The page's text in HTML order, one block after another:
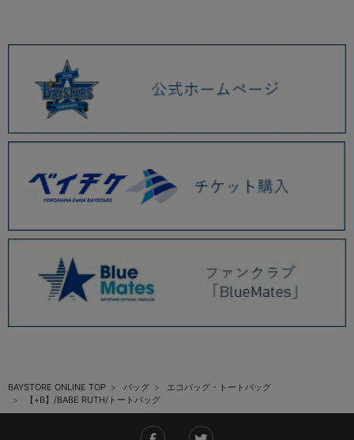
BAYSTORE ONLINE TOP バッグ
エコバッグ・トートバッグ
【+B】/BABE RUTH/トートバッグ